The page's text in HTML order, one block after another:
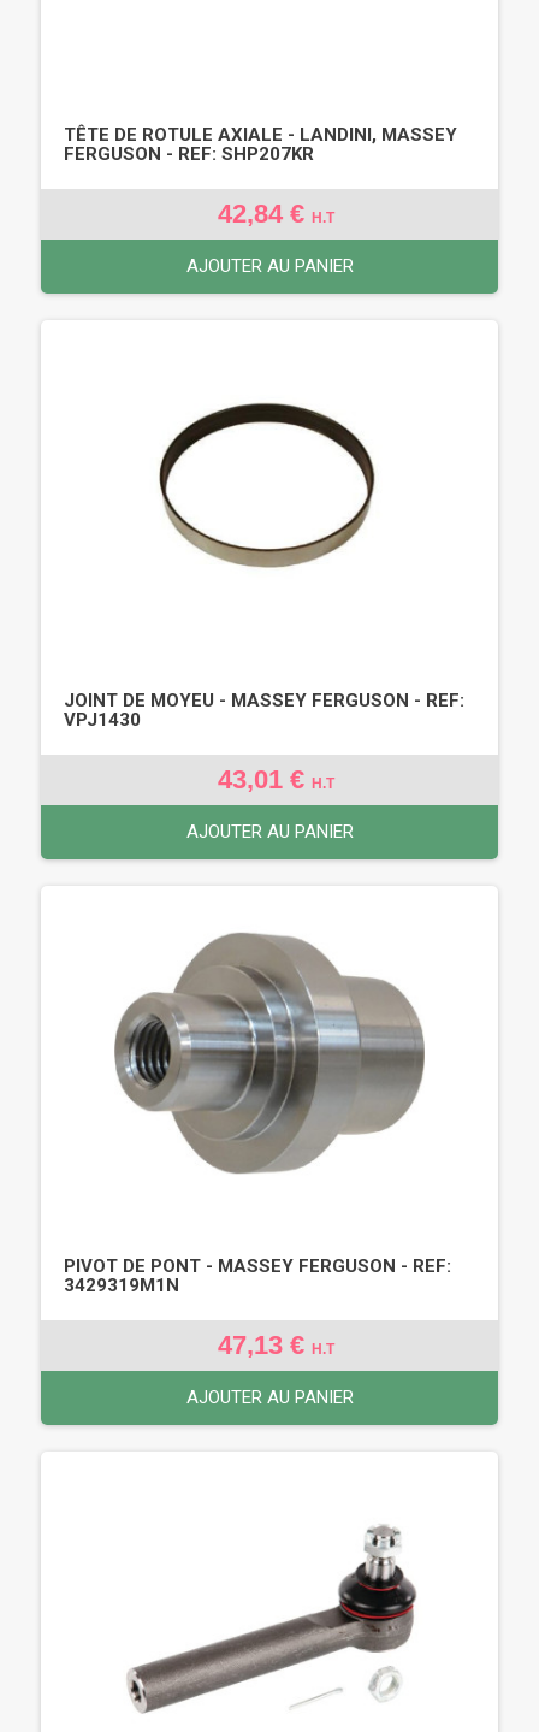
TÊTE DE ROTULE AXIALE - LANDINI, MASSEY
FERGUSON - REF: SHP207KR
42,84 € H.T
AJOUTER AU PANIER
JOINT DE MOYEU - MASSEY FERGUSON - REF:
VPJ1430
43,01 € H.T
AJOUTER AU PANIER
PIVOT DE PONT - MASSEY FERGUSON - REF:
3429319M1N
47,13 € H.T
AJOUTER AU PANIER